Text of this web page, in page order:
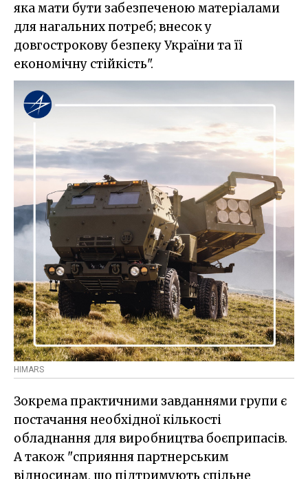
яка мати бути забезпеченою матеріалами
для нагальних потреб; внесок у
довгострокову безпеку України та її
економічну стійкість".
HIMARS
Зокрема практичними завданнями групи є
постачання необхідної кількості
обладнання для виробництва боєприпасів.
А також "сприяння партнерським
відносинам, що підтримують спільне